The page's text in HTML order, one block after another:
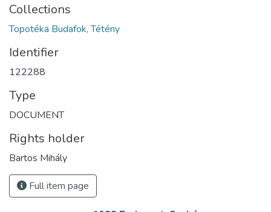
Collections
Topotéka Budafok, Tétény
Identifier
122288
Type
DOCUMENT
Rights holder
Bartos Mihály
Full item page